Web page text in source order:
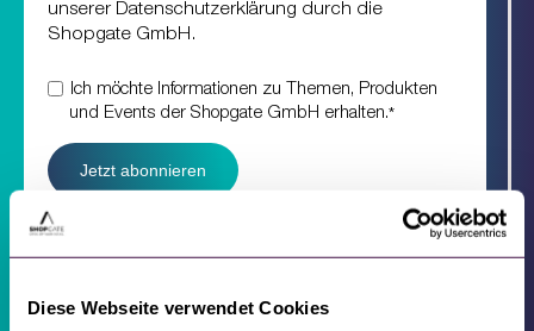
Diese Webseite verwendet Cookies
unserer Datenschutzerklärung durch die
Shopgate GmbH.
Ich möchte Informationen zu Themen, Produkten
und Events der Shopgate GmbH erhalten.*